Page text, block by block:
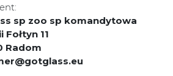
sp zoo sp komandytowa
Fołtyn 11
Radom